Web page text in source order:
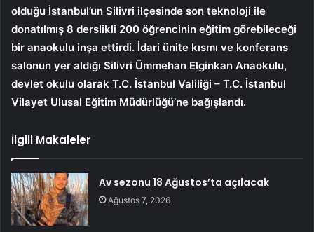
olduğu İstanbul’un Silivri ilçesinde son teknoloji ile
donatılmış 8 derslikli 200 öğrencinin eğitim görebileceği
bir anaokulu inşa ettirdi. İdari ünite kısmı ve konferans
salonun yer aldığı Silivri Ümmehan Elginkan Anaokulu,
devlet okulu olarak T.C. İstanbul Valiliği – T.C. İstanbul
Vilayet Ulusal Eğitim Müdürlüğü’ne bağışlandı.
İlgili Makaleler
Av sezonu 18 Ağustos’ta açılacak
Ağustos 7, 2026